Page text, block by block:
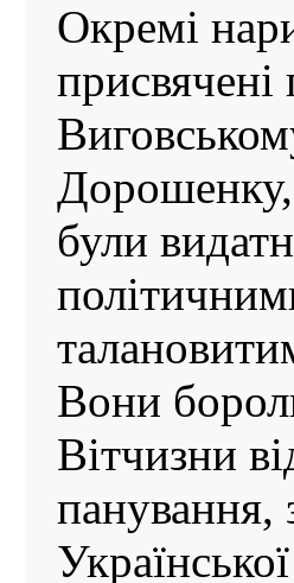
Окремі
присвячені
були
Вони
Вітчизни
панування,